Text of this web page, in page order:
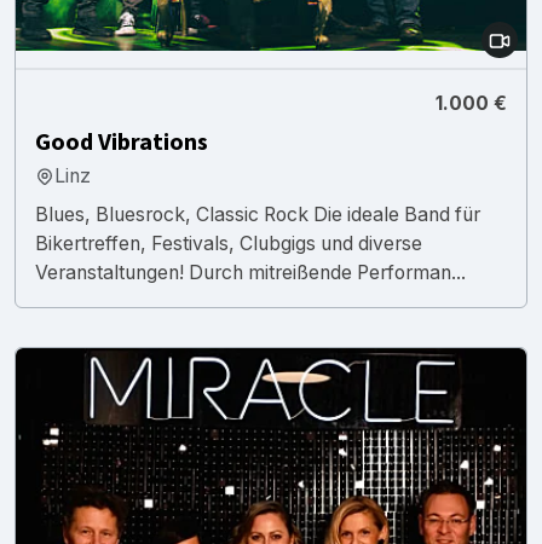
1.000 €
Good Vibrations
Linz
Blues, Bluesrock, Classic Rock Die ideale Band für
Bikertreffen, Festivals, Clubgigs und diverse
Veranstaltungen! Durch mitreißende Performan...